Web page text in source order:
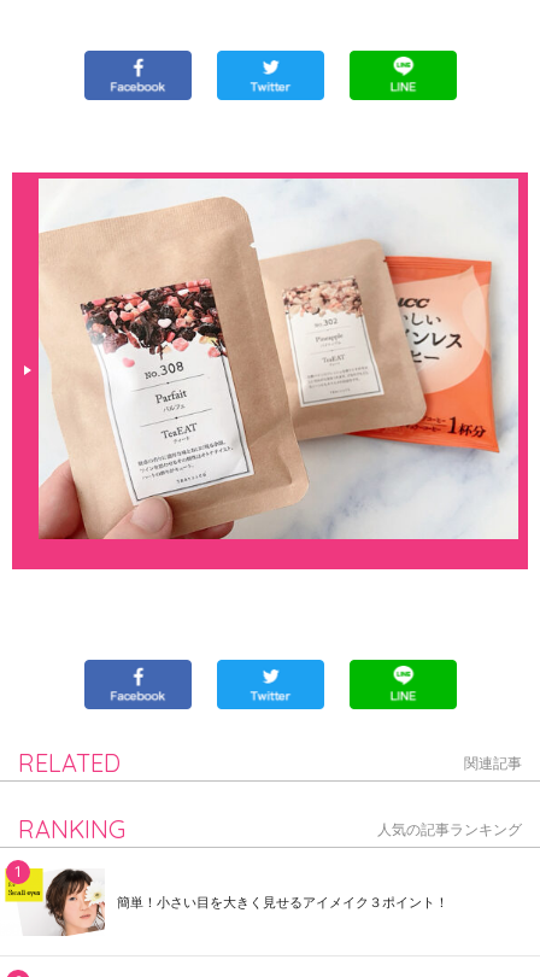
RELATED 関連記事
RANKING 人気の記事ランキング
簡単！小さい目を大きく見せるアイメイク３ポイント！